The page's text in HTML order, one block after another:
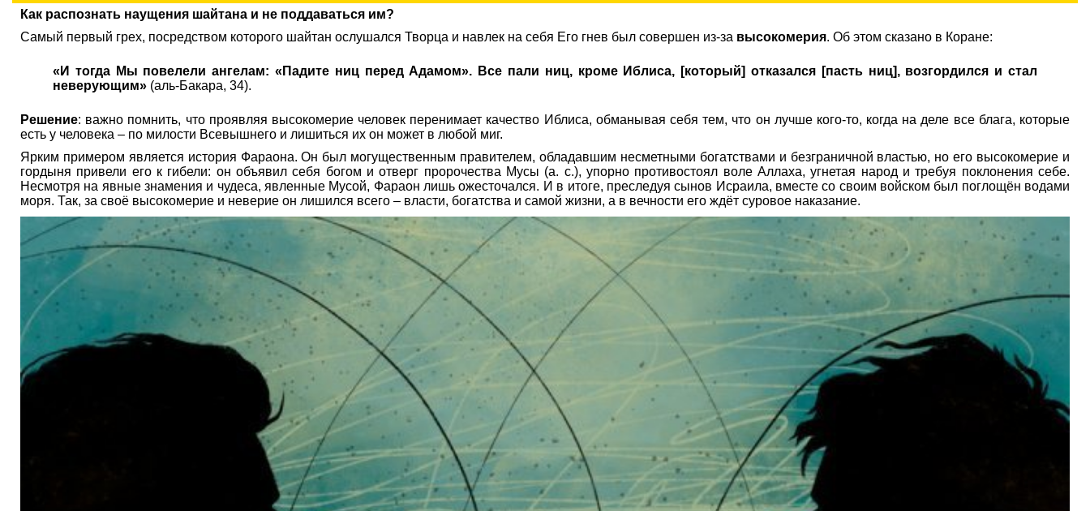
Как распознать наущения шайтана и не поддаваться им?
Самый первый грех, посредством которого шайтан ослушался Творца и навлек на себя Его гнев был совершен из-за высокомерия. Об этом сказано в Коране:
«И тогда Мы повелели ангелам: «Падите ниц перед Адамом». Все пали ниц, кроме Иблиса, [который] отказался [пасть ниц], возгордился и стал
неверующим» (аль-Бакара, 34).
Решение: важно помнить, что проявляя высокомерие человек перенимает качество Иблиса, обманывая себя тем, что он лучше кого-то, когда на деле все блага, которые
есть у человека – по милости Всевышнего и лишиться их он может в любой миг.
Ярким примером является история Фараона. Он был могущественным правителем, обладавшим несметными богатствами и безграничной властью, но его высокомерие и
гордыня привели его к гибели: он объявил себя богом и отверг пророчества Мусы (а. с.), упорно противостоял воле Аллаха, угнетая народ и требуя поклонения себе.
Несмотря на явные знамения и чудеса, явленные Мусой, Фараон лишь ожесточался. И в итоге, преследуя сынов Исраила, вместе со своим войском был поглощён водами
моря. Так, за своё высокомерие и неверие он лишился всего – власти, богатства и самой жизни, а в вечности его ждёт суровое наказание.